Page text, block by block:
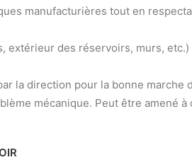
manufacturières tout en
extérieur des réservoirs, murs,
la direction pour la bonne marche
mécanique. Peut être amené